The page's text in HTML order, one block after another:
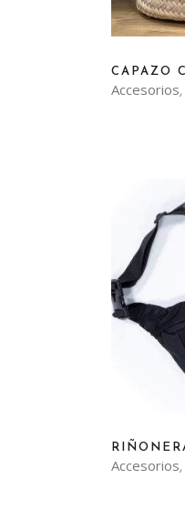
Accesorios,
CAPAZO
producto
tiene
Accesorios,